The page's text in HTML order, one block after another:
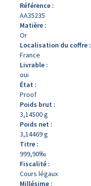
Référence :
AA35235
Matière :
Or
Localisation du coffre :
France
Livrable :
oui
État :
Proof
Poids brut :
3,14500 g
Poids net :
3,14469 g
Titre :
999,90‰
Fiscalité :
Cours légaux
Millésime :